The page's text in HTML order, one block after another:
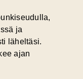
ja
läheltäsi.
ajan